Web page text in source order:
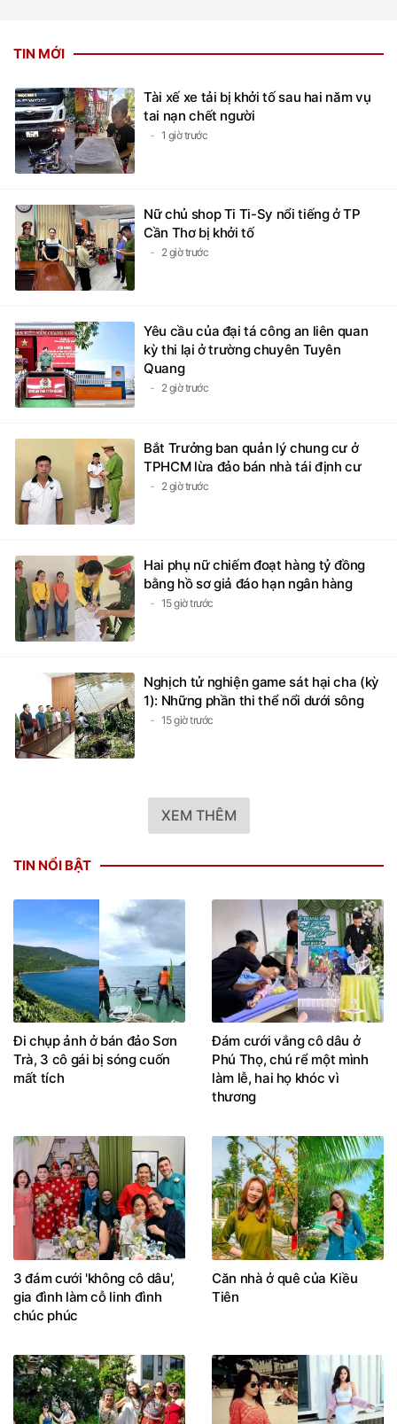
TIN MỚI
Tài xế xe tải bị khởi tố sau hai năm vụ
tai nạn chết người
1 giờ trước
Nữ chủ shop Ti Ti-Sy nổi tiếng ở TP
Cần Thơ bị khởi tố
2 giờ trước
Yêu cầu của đại tá công an liên quan
kỳ thi lại ở trường chuyên Tuyên
Quang
2 giờ trước
Bắt Trưởng ban quản lý chung cư ở
TPHCM lừa đảo bán nhà tái định cư
2 giờ trước
Hai phụ nữ chiếm đoạt hàng tỷ đồng
bằng hồ sơ giả đáo hạn ngân hàng
15 giờ trước
Nghịch tử nghiện game sát hại cha (kỳ
1): Những phần thi thể nổi dưới sông
15 giờ trước
XEM THÊM
TIN NỔI BẬT
Đi chụp ảnh ở bán đảo Sơn
Trà, 3 cô gái bị sóng cuốn
mất tích
Đám cưới vắng cô dâu ở
Phú Thọ, chú rể một mình
làm lễ, hai họ khóc vì
thương
3 đám cưới 'không cô dâu',
gia đình làm cỗ linh đình
chúc phúc
Căn nhà ở quê của Kiều
Tiên